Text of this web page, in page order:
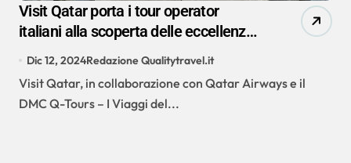
Visit Qatar porta i tour operator
italiani alla scoperta delle eccellenze
del Paese
Dic 12, 2024Redazione Qualitytravel.it
Visit Qatar, in collaborazione con Qatar Airways e il
DMC Q-Tours – I Viaggi del...